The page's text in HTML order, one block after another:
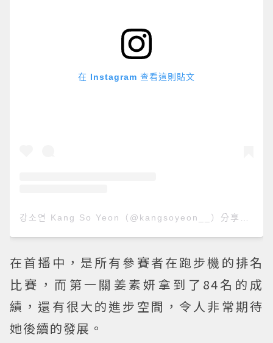
在 Instagram 查看這則貼文
在首播中，是所有參賽者在跑步機的排名
比賽，而第一關姜素妍拿到了84名的成
績，還有很大的進步空間，令人非常期待
她後續的發展。